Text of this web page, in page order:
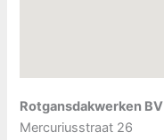
Rotgansdakwerken BV
Mercuriusstraat 26